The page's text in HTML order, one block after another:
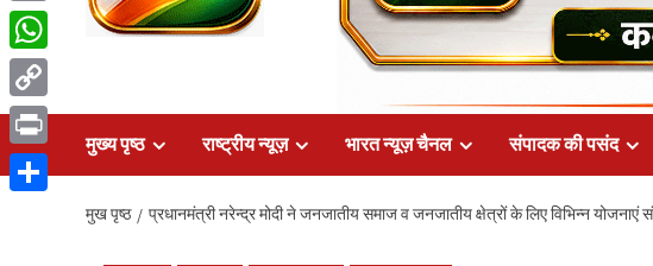
मुख्य पृष्ठ राष्ट्रीय न्यूज़ भारत न्यूज़ चैनल संपादक की पसंद
मुख पृष्ठ प्रधानमंत्री नरेन्द्र मोदी ने जनजातीय समाज व जनजातीय क्षेत्रों के लिए विभिन्न योजनाएं
Email
WhatsApp
Copy
Link
Print